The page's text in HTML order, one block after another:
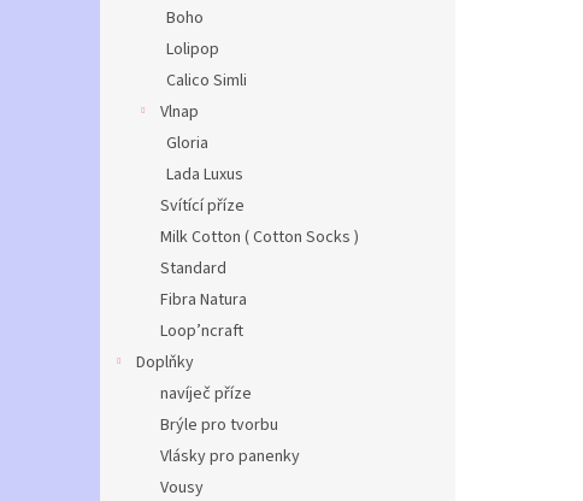
Boho
Lolipop
Calico Simli
Vlnap
Gloria
Lada Luxus
Svítící příze
Milk Cotton ( Cotton Socks )
Standard
Fibra Natura
Loop’ncraft
Doplňky
navíječ příze
Brýle pro tvorbu
Vlásky pro panenky
Vousy